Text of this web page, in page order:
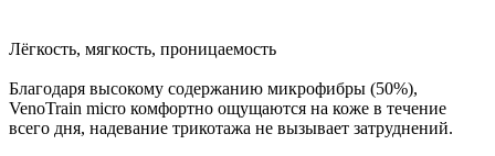
Лёгкость, мягкость, проницаемость
Благодаря высокому содержанию микрофибры (50%),
VenoTrain micro комфортно ощущаются на коже в течение
всего дня, надевание трикотажа не вызывает затруднений.